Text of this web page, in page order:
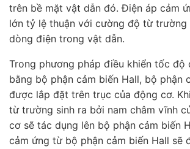
trên bề mặt vật dẫn đó. Điện áp cảm
lớn tỷ lệ thuận với cường độ từ trường
dòng điện trong vật dẫn.
Trong phương pháp điều khiển tốc độ
bằng bộ phận cảm biến Hall, bộ phận
được lắp đặt trên trục của động cơ.
từ trường sinh ra bởi nam châm vĩnh
cơ sẽ tác dụng lên bộ phận cảm biến
cảm ứng từ bộ phận cảm biến Hall sẽ